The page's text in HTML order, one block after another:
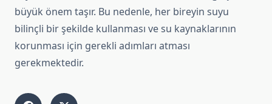
büyük önem taşır. Bu nedenle, her bireyin suyu
bilinçli bir şekilde kullanması ve su kaynaklarının
korunması için gerekli adımları atması
gerekmektedir.